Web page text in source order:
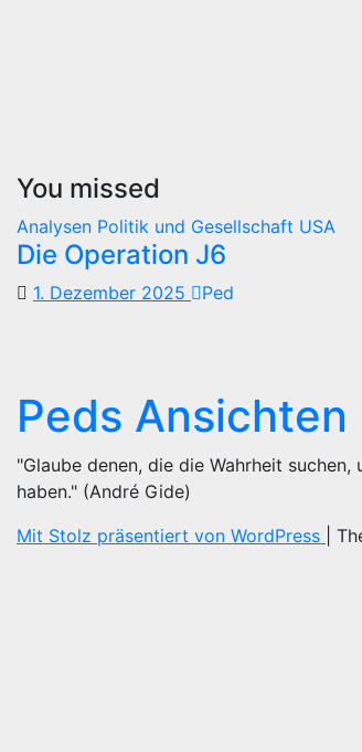
You missed
Analysen Politik und Gesellschaft USA
Die Operation J6
1. Dezember 2025 Ped
Peds Ansichten
"Glaube denen, die die Wahrheit
haben." (André Gide)
Mit Stolz präsentiert von WordPress